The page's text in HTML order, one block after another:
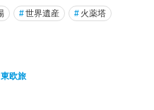
#世界遺産 # 火薬塔
欧旅